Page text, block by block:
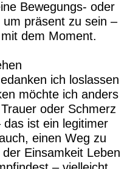
Bewegungs- oder
präsent zu sein –
dem Moment.
ich loslassen
möchte ich anders
oder Schmerz
ist ein legitimer
einen Weg zu
Einsamkeit Leben